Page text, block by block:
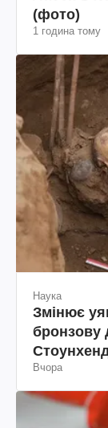
(фото)
1 година тому
Наука
Змінює
бронзову
Вчора